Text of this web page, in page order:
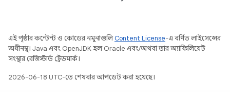
এই পৃষ্ঠার কন্টেন্ট ও কোডের নমুনাগুলিContent License-এ বর্ণিত লাইসেন্সের
অধীনস্থ। Java এবং OpenJDK হল Oracle এবং/অথবা তার অ্যাফিলিয়েট
সংস্থার রেজিস্টার্ড ট্রেডমার্ক।
2026-06-18 UTC-তে শেষবার আপডেট করা হয়েছে।